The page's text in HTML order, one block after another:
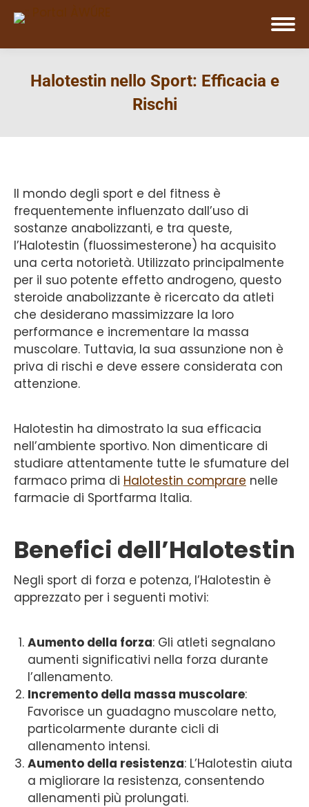
Halotestin nello Sport: Efficacia e
Rischi
Il mondo degli sport e del fitness è
frequentemente influenzato dall’uso di
sostanze anabolizzanti, e tra queste,
l’Halotestin (fluossimesterone) ha acquisito
una certa notorietà. Utilizzato principalmente
per il suo potente effetto androgeno, questo
steroide anabolizzante è ricercato da atleti
che desiderano massimizzare la loro
performance e incrementare la massa
muscolare. Tuttavia, la sua assunzione non è
priva di rischi e deve essere considerata con
attenzione.
Halotestin ha dimostrato la sua efficacia
nell’ambiente sportivo. Non dimenticare di
studiare attentamente tutte le sfumature del
farmaco prima di Halotestin comprare nelle
farmacie di Sportfarma Italia.
Benefici dell’Halotestin
Negli sport di forza e potenza, l’Halotestin è
apprezzato per i seguenti motivi:
Aumento della forza: Gli atleti segnalano
aumenti significativi nella forza durante
l’allenamento.
Incremento della massa muscolare:
Favorisce un guadagno muscolare netto,
particolarmente durante cicli di
allenamento intensi.
Aumento della resistenza: L’Halotestin aiuta
a migliorare la resistenza, consentendo
allenamenti più prolungati.